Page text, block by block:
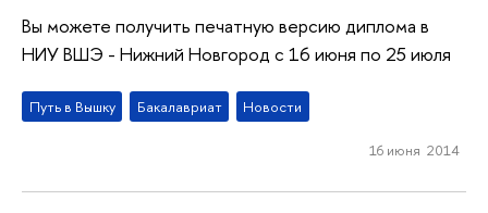
Вы можете получить печатную версию диплома в
НИУ ВШЭ - Нижний Новгород с 16 июня по 25 июля
Путь в Вышку Бакалавриат Новости
16 июня 2014